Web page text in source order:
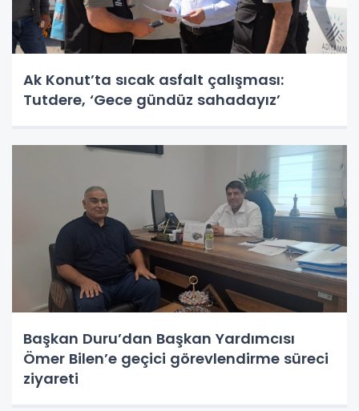
Ak Konut’ta sıcak asfalt çalışması:
Tutdere, ‘Gece gündüz sahadayız’
Başkan Duru’dan Başkan Yardımcısı
Ömer Bilen’e geçici görevlendirme süreci
ziyareti